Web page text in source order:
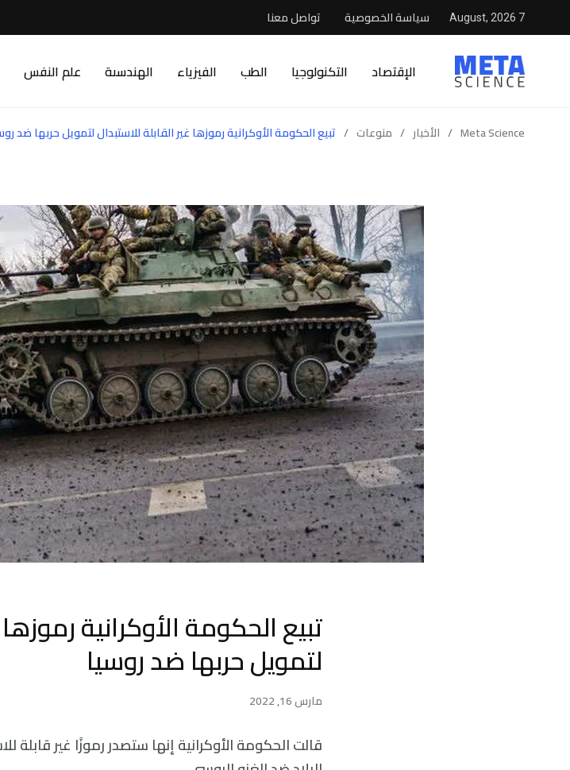
7 August, 2026 سياسة الخصوصية تواصل معنا
الإقتصاد التكنولوجيا الطب الفيزياء الهندسىة علم النفس
Meta Science
/ الأخبار / منوعات / تبيع الحكومة الأوكرانية رموزها غير القابلة للاستبدال لتمويل حربها ضد
تبيع الحكومة الأوكرانية
لتمويل حربها ضد روسيا
مارس 16, 2022
قالت الحكومة الأوكرانية إنها ستصدر رموزًا غير قابلة